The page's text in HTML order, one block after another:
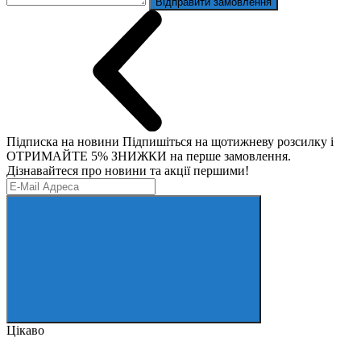
Підписка на новини Підпишіться на щотижневу розсилку і
ОТРИМАЙТЕ 5% ЗНИЖКИ на перше замовлення.
Дізнавайтеся про новини та акції першими!
Цікаво